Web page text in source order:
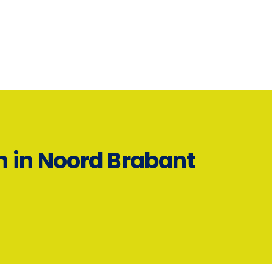
in Noord Brabant